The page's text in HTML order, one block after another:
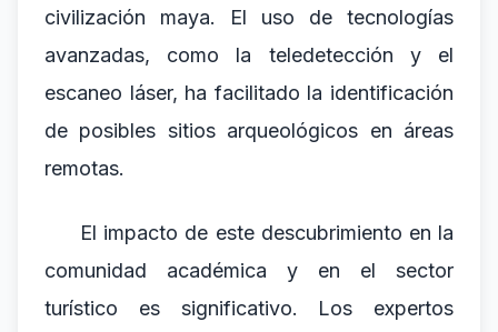
civilización maya. El uso de tecnologías
avanzadas, como la teledetección y el
escaneo láser, ha facilitado la identificación
de posibles sitios arqueológicos en áreas
remotas.
El impacto de este descubrimiento en la
comunidad académica y en el sector
turístico es significativo. Los expertos